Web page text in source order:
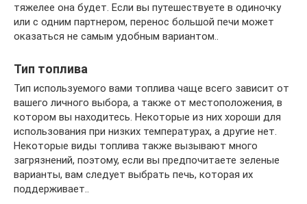
тяжелее она будет. Если вы путешествуете в одиночку
или с одним партнером, перенос большой печи может
оказаться не самым удобным вариантом..
Тип топлива
Тип используемого вами топлива чаще всего зависит от
вашего личного выбора, а также от местоположения, в
котором вы находитесь. Некоторые из них хороши для
использования при низких температурах, а другие нет.
Некоторые виды топлива также вызывают много
загрязнений, поэтому, если вы предпочитаете зеленые
варианты, вам следует выбрать печь, которая их
поддерживает..